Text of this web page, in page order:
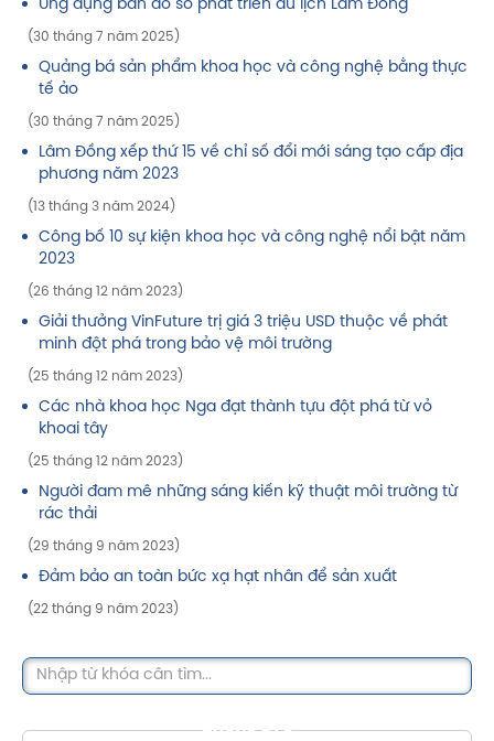
Ứng dụng bản đồ số phát triển du lịch Lâm Đồng
(30 tháng 7 năm 2025)
Quảng bá sản phẩm khoa học và công nghệ bằng thực
tế ảo
(30 tháng 7 năm 2025)
Lâm Đồng xếp thứ 15 về chỉ số đổi mới sáng tạo cấp địa
phương năm 2023
(13 tháng 3 năm 2024)
Công bố 10 sự kiện khoa học và công nghệ nổi bật năm
2023
(26 tháng 12 năm 2023)
Giải thưởng VinFuture trị giá 3 triệu USD thuộc về phát
minh đột phá trong bảo vệ môi trường
(25 tháng 12 năm 2023)
Các nhà khoa học Nga đạt thành tựu đột phá từ vỏ
khoai tây
(25 tháng 12 năm 2023)
Người đam mê những sáng kiến kỹ thuật môi trường từ
rác thải
(29 tháng 9 năm 2023)
Đảm bảo an toàn bức xạ hạt nhân để sản xuất
(22 tháng 9 năm 2023)
THÔNG BÁO